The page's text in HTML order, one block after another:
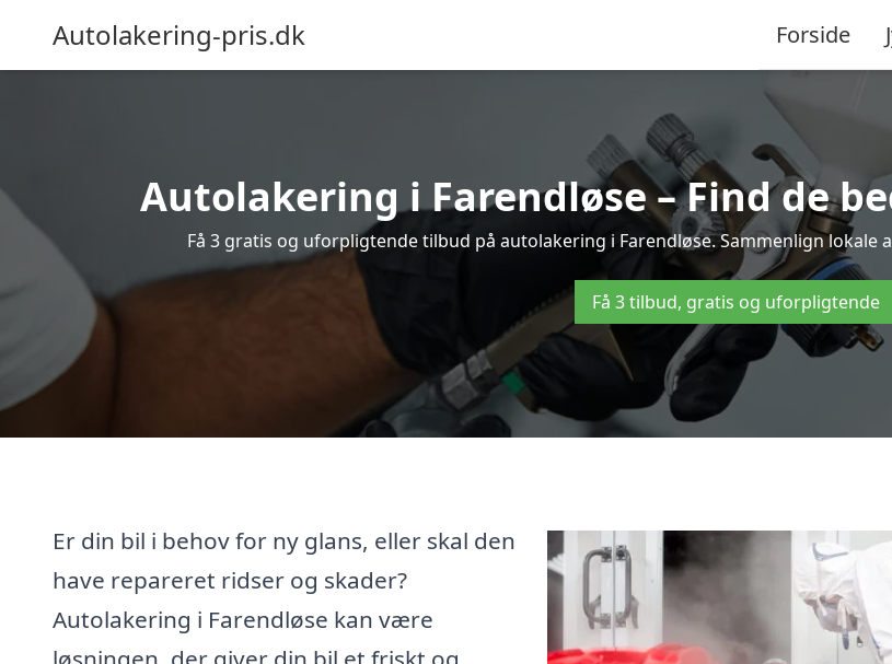
Autolakering-pris.dk Forside
Autolakering i Farendløse – Find de
Få 3 gratis og uforpligtende tilbud på autolakering i Farendløse. Sammenlign
Få 3 tilbud, gratis og uforpligtende
Er din bil i behov for ny glans, eller skal den
have repareret ridser og skader?
Autolakering i Farendløse kan være